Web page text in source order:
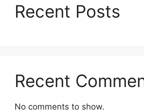
Recent Posts
Recent
No comments to show.